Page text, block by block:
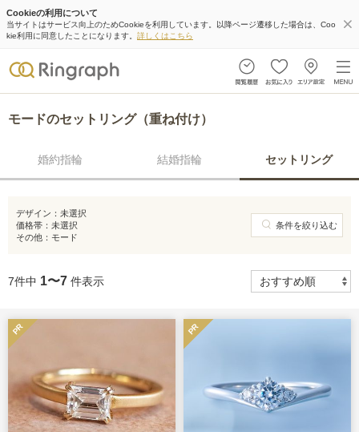
Cookieの利用について
当サイトはサービス向上のためCookieを利用しています。以降ページ遷移した場合は、Coo
kie利用に同意したことになります。 詳しくはこちら
モードのセットリング（重ね付け）
婚約指輪 結婚指輪 セットリング
デザイン： 未選択
価格帯： 未選択
その他： モード
条件を絞り込む
7件中 1〜7 件表示